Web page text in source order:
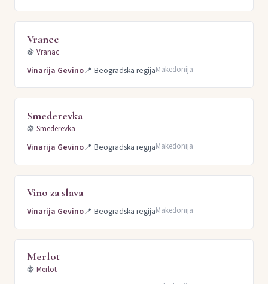
Vranec
🍇 Vranac
Vinarija Gevino📍 Beogradska regijaMakedonija
Smederevka
🍇 Smederevka
Vinarija Gevino📍 Beogradska regijaMakedonija
Vino za slava
Vinarija Gevino📍 Beogradska regijaMakedonija
Merlot
🍇 Merlot